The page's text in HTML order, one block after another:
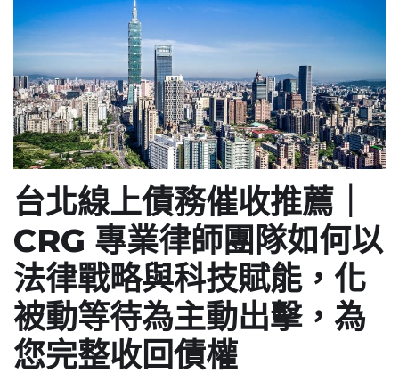
台北線上債務催收推薦｜
CRG 專業律師團隊如何以
法律戰略與科技賦能，化
被動等待為主動出擊，為
您完整收回債權